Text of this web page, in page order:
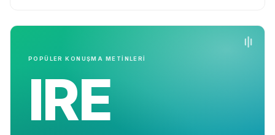
POPÜLER KONUŞMA METİNLERİ
IRE